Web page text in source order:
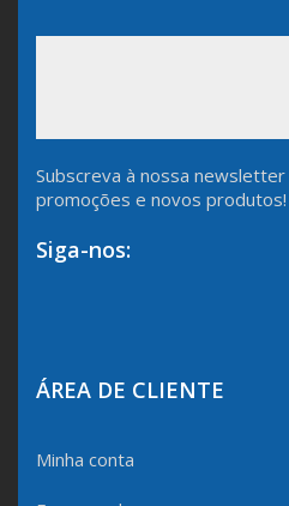
Subscreva à nossa
promoções e novos produtos!
Siga-nos:
ÁREA DE CLIENTE
Minha conta